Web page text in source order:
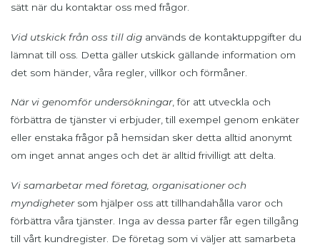
sätt när du kontaktar oss med frågor.
Vid utskick från oss till dig används de kontaktuppgifter du
lämnat till oss. Detta gäller utskick gällande information om
det som händer, våra regler, villkor och förmåner.
När vi genomför undersökningar, för att utveckla och
förbättra de tjänster vi erbjuder, till exempel genom enkäter
eller enstaka frågor på hemsidan sker detta alltid anonymt
om inget annat anges och det är alltid frivilligt att delta.
Vi samarbetar med företag, organisationer och
myndighetersom hjälper oss att tillhandahålla varor och
förbättra våra tjänster. Inga av dessa parter får egen tillgång
till vårt kundregister. De företag som vi väljer att samarbeta